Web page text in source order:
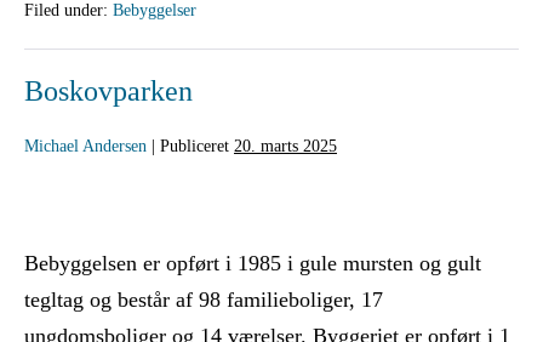
Filed under: Bebyggelser
Boskovparken
Michael Andersen Publiceret 20. marts 2025
Bebyggelsen er opført i 1985 i gule mursten og gult
tegltag og består af 98 familieboliger, 17
ungdomsboliger og 14 værelser. Byggeriet er opført i 1